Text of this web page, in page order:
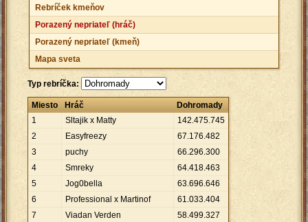
Rebríček kmeňov
Porazený nepriateľ (hráč)
Porazený nepriateľ (kmeň)
Mapa sveta
Typ rebríčka:
Miesto Hráč
Dohromady
1
Sltajik x Matty 142.475.745
2
Easyfreezy 67.176.482
3
puchy 66.296.300
4
Smreky 64.418.463
5
Jog0bella 63.696.646
6
Professional x Martinof 61.033.404
7
Viadan Verden 58.499.327